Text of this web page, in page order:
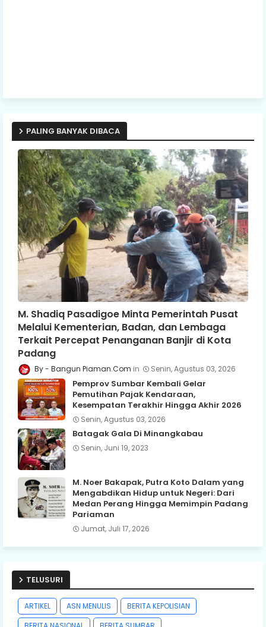
PALING BANYAK DIBACA
M. Shadiq Pasadigoe Minta Pemerintah Pusat
Melalui Kementerian, Badan, dan Lembaga
Terkait Percepat Penanganan Banjir di Kota
Padang
Bangun Piaman.Com Senin, Agustus 03, 2026
Pemprov Sumbar Kembali Gelar
Pemutihan Pajak Kendaraan,
Kesempatan Terakhir Hingga Akhir 2026
Senin, Agustus 03, 2026
Batagak Gala Di Minangkabau
Senin, Juni 19, 2023
M. Noer Bakapak, Putra Koto Dalam yang
Mengabdikan Hidup untuk Negeri: Dari
Medan Perang Hingga Memimpin Padang
Pariaman
Jumat, Juli 17, 2026
TELUSURI
ARTIKEL ASN MENULIS
BERITA KEPOLISIAN